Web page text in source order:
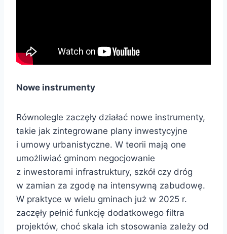
Nowe instrumenty
Równolegle zaczęły działać nowe instrumenty,
takie jak zintegrowane plany inwestycyjne
i umowy urbanistyczne. W teorii mają one
umożliwiać gminom negocjowanie
z inwestorami infrastruktury, szkół czy dróg
w zamian za zgodę na intensywną zabudowę.
W praktyce w wielu gminach już w 2025 r.
zaczęły pełnić funkcję dodatkowego filtra
projektów, choć skala ich stosowania zależy od